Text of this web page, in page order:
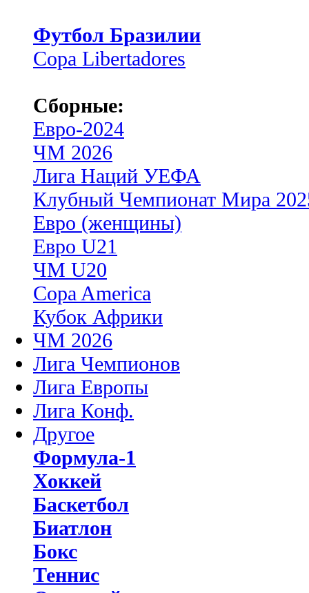
Футбол Бразилии
Copa Libertadores
Сборные:
Евро-2024
ЧМ 2026
Лига Наций УЕФА
Клубный Чемпионат Мира
Евро (женщины)
Евро U21
ЧМ U20
Copa America
Кубок Африки
ЧМ 2026
Лига Чемпионов
Лига Европы
Лига Конф.
Другое
Формула-1
Хоккей
Баскетбол
Биатлон
Бокс
Теннис